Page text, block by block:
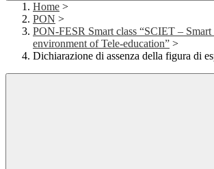
Home >
PON >
PON-FESR Smart class “SCIET –
environment of Tele-education” >
Dichiarazione di assenza della figura di